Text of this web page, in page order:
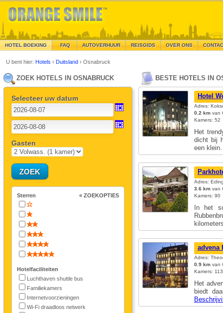
HOTEL BOEKING FAQ AUTOVERHUUR REISGIDS OVER ONS
U bent hier:Hotels›Duitsland›Osnabruck
ZOEK HOTELS IN OSNABRUCK
Selecteer uw datum
Gasten
Sterren « ZOEKOPTIES
Hotelfaciliteiten
Luchthaven shuttle bus
Familiekamers
Internetvoorzieningen
Wi-Fi draadloos netwerk
BESTE HOTELS IN
Hotel
Adres:
0.2 kmvan
Kamers: 52
Het
dicht bij
een
Adres:
3.6 kmvan
Kamers: 90
In het
advena
Adres:
0.9 kmvan
Kamers:
Het
biedt